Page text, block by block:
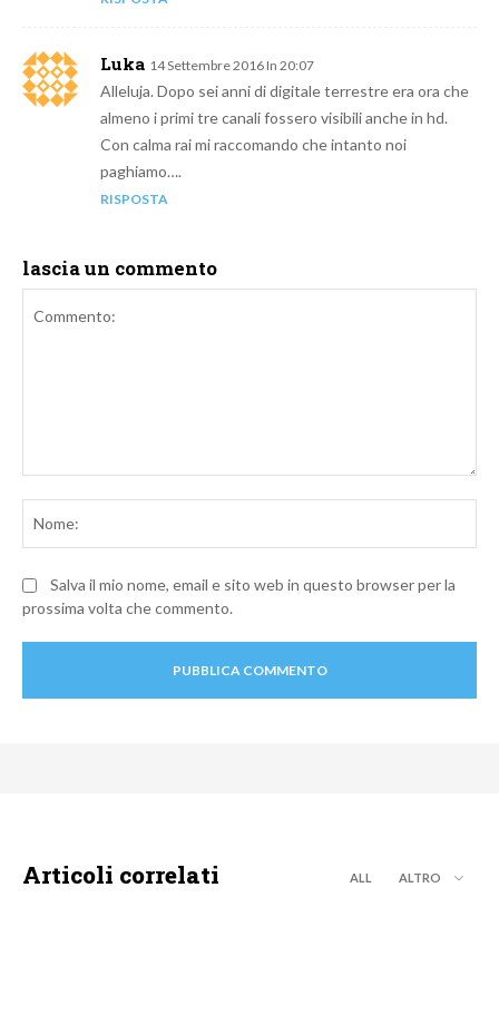
Luka 14 Settembre 2016 In 20:07
Alleluja. Dopo sei anni di digitale terrestre era ora che
almeno i primi tre canali fossero visibili anche in hd.
Con calma rai mi raccomando che intanto noi
paghiamo….
RISPOSTA
lascia un commento
Salva il mio nome, email e sito web in questo browser per la
prossima volta che commento.
Articoli correlati ALL ALTRO